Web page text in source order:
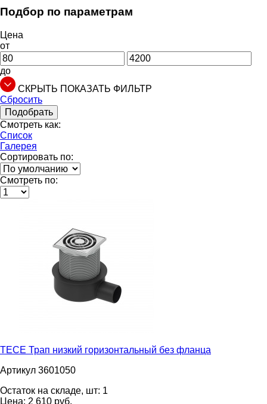
Подбор по параметрам
Цена
от
до
СКРЫТЬ ПОКАЗАТЬ ФИЛЬТР
Сбросить
Подобрать
Смотреть как:
Список
Галерея
Сортировать по:
Смотреть по:
TECE Трап низкий горизонтальный без фланца
Артикул 3601050
Остаток на складе, шт: 1
Цена: 2 610 pуб.